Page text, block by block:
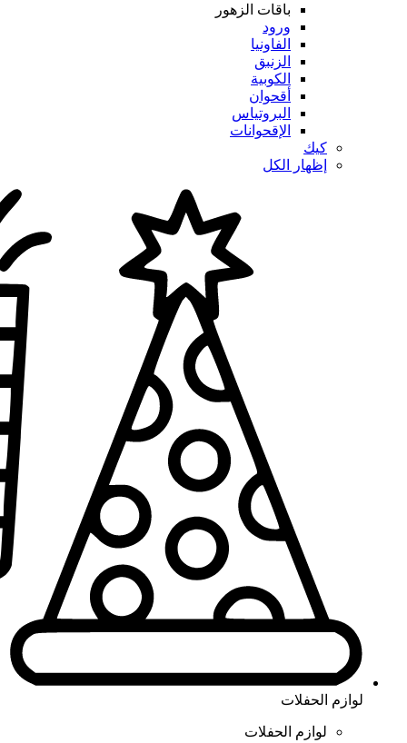
باقات الزهور
ورود
الفاونيا
الزنبق
الكوبية
أقحوان
البروتياس
الإقحوانات
كيك
إظهار الكل
لوازم الحفلات
لوازم الحفلات